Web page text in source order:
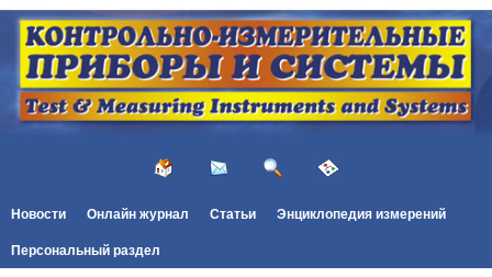
Новости Онлайн журнал Статьи Энциклопедия измерений
Персональный раздел